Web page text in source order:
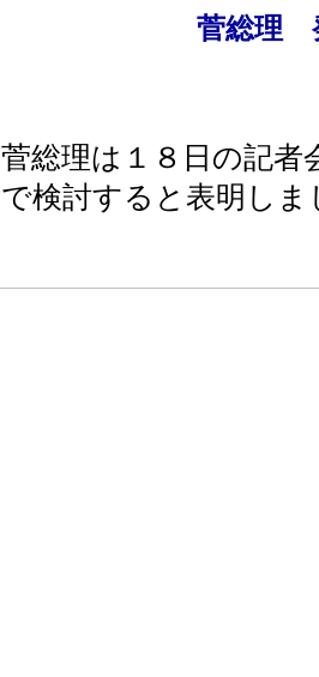
菅総理
菅総理は１８日の記者
で検討すると表明しま